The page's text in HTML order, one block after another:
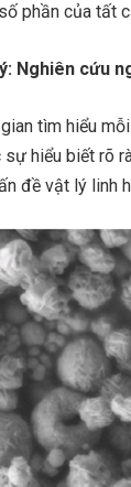
phần của tất
Nghiên cứu
tìm hiểu
hiểu biết rõ
đề vật lý linh